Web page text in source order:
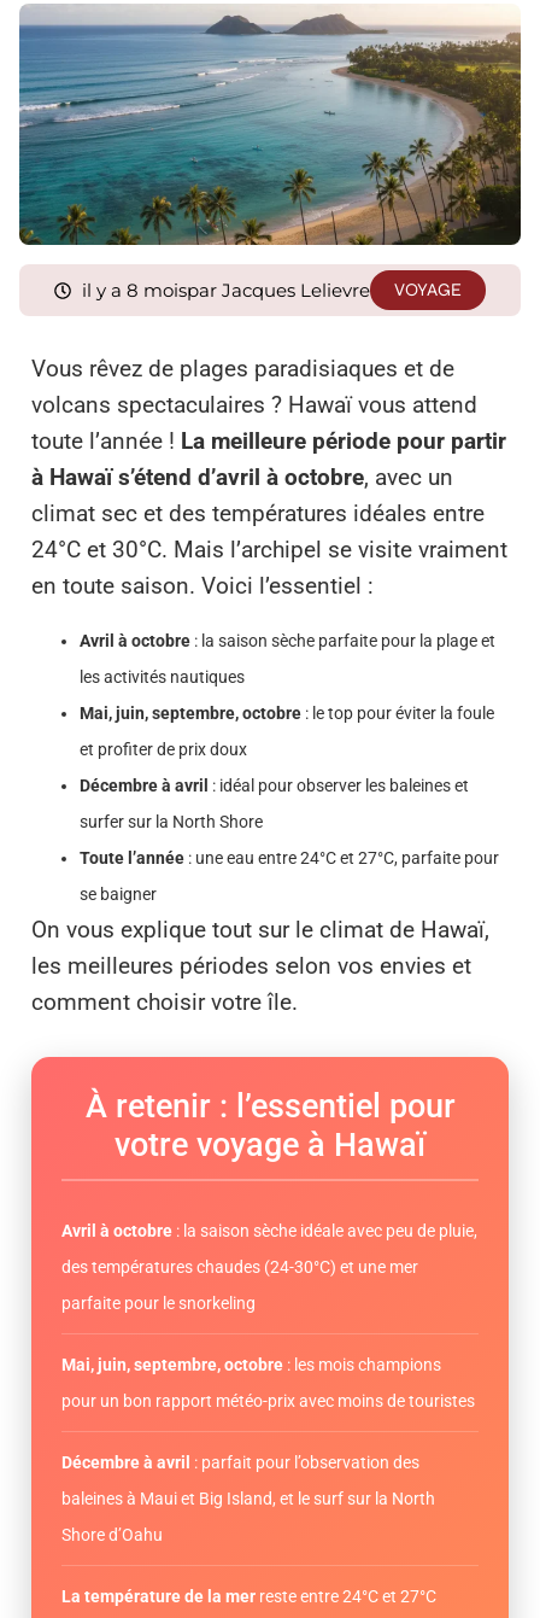
il y a 8 moispar Jacques Lelievre VOYAGE
Vous rêvez de plages paradisiaques et de
volcans spectaculaires ? Hawaï vous attend
toute l’année ! La meilleure période pour partir
à Hawaï s’étend d’avril à octobre, avec un
climat sec et des températures idéales entre
24°C et 30°C. Mais l’archipel se visite vraiment
en toute saison. Voici l’essentiel :
Avril à octobre : la saison sèche parfaite pour la plage et
les activités nautiques
Mai, juin, septembre, octobre : le top pour éviter la foule
et profiter de prix doux
Décembre à avril : idéal pour observer les baleines et
surfer sur la North Shore
Toute l’année : une eau entre 24°C et 27°C, parfaite pour
se baigner
On vous explique tout sur le climat de Hawaï,
les meilleures périodes selon vos envies et
comment choisir votre île.
À retenir : l’essentiel pour
votre voyage à Hawaï
Avril à octobre : la saison sèche idéale avec peu de pluie,
des températures chaudes (24-30°C) et une mer
parfaite pour le snorkeling
Mai, juin, septembre, octobre : les mois champions
pour un bon rapport météo-prix avec moins de touristes
Décembre à avril : parfait pour l’observation des
baleines à Maui et Big Island, et le surf sur la North
Shore d’Oahu
La température de la mer reste entre 24°C et 27°C